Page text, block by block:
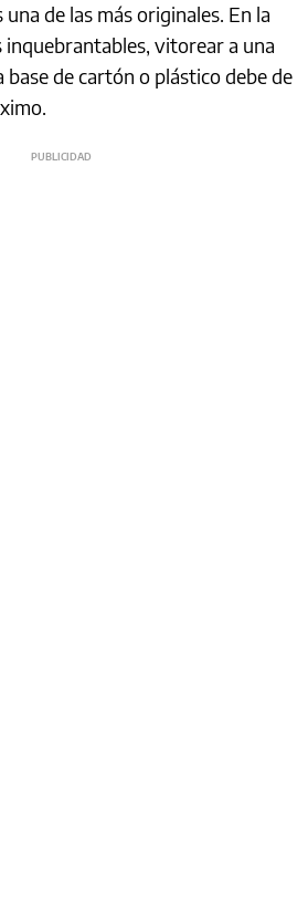
de las más originales. En la
inquebrantables, vitorear a una
de cartón o plástico debe de